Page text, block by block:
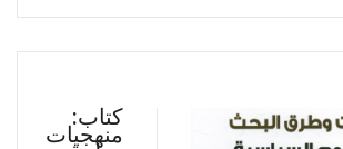
كتاب:
منهجيات